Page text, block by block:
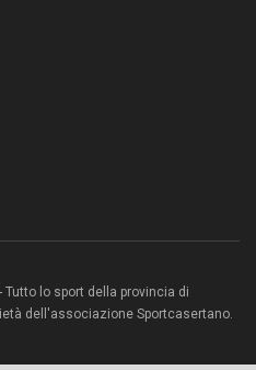
lo sport della provincia di
dell'associazione Sportcasertano.